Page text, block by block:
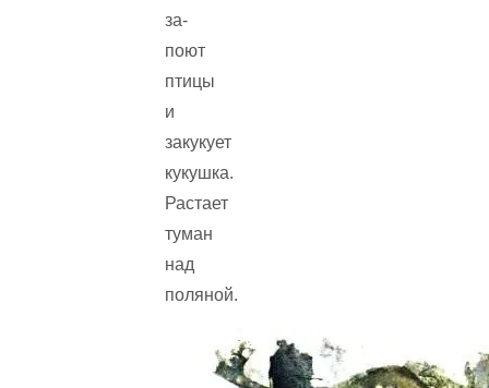
за­
поют
птицы
и
закукует
кукушка.
Растает
туман
над
поляной.